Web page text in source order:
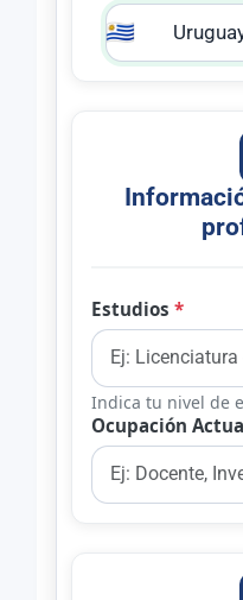
🇺🇾
Estudios*
Indica tu nivel de
Ocupación